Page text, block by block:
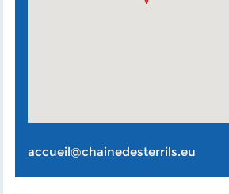
accueil@chainedesterrils.eu